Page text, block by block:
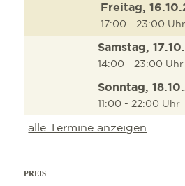
WIR
Freitag,
17:00 - 23:00 Uhr
Samstag,
14:00 - 23:00 Uhr
Sonntag,
11:00 - 22:00 Uhr
alle Termine anzeigen
PREIS